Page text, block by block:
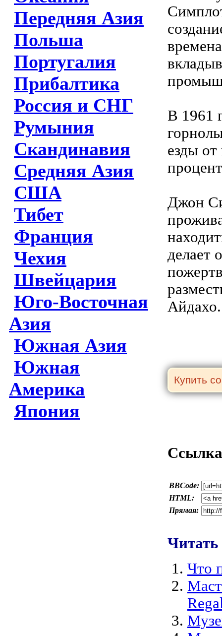
Передняя Азия
Польша
Португалия
Прибалтика
Россия и СНГ
Румыния
Скандинавия
Средняя Азия
США
Тибет
Франция
Чехия
Швейцария
Юго-Восточная
Азия
Южная Азия
Южная
Америка
Япония
В 1961
езды
Джон
делает
Айдахо.
BBCode:
HTML:
Прямая:
Что